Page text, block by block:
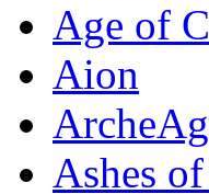
Age of
Aion
Ashes